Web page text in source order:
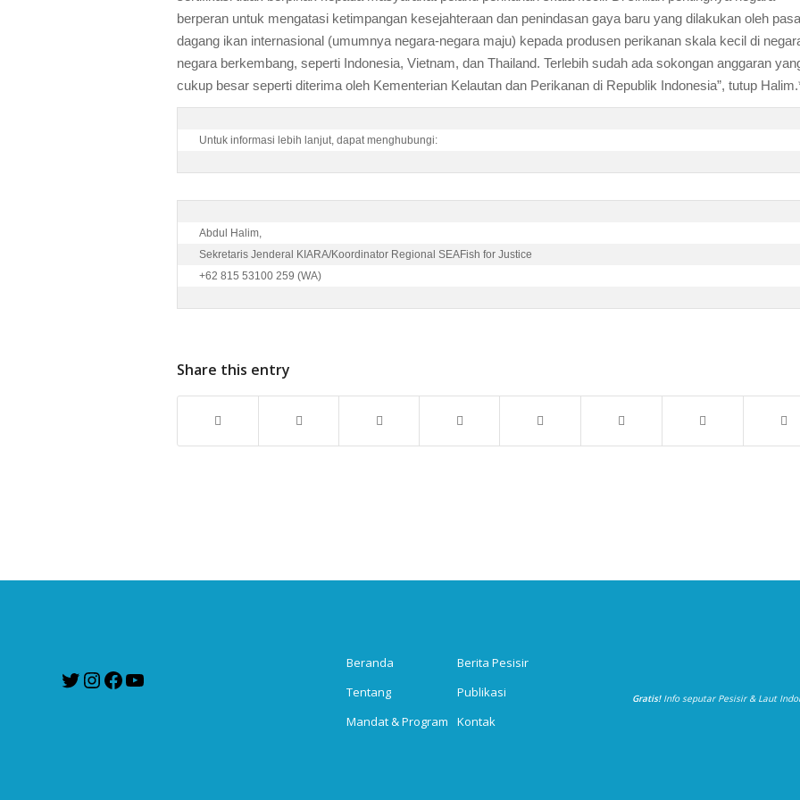
berperan untuk mengatasi ketimpangan kesejahteraan dan penindasan gaya baru yang dilakukan oleh
dagang ikan internasional (umumnya negara-negara maju) kepada produsen perikanan skala kecil di
negara berkembang, seperti Indonesia, Vietnam, dan Thailand. Terlebih sudah ada sokongan anggaran
cukup besar seperti diterima oleh Kementerian Kelautan dan Perikanan di Republik Indonesia”, tutup
Untuk informasi lebih lanjut, dapat menghubungi:
Abdul Halim,
Sekretaris Jenderal KIARA/Koordinator Regional SEAFish for Justice
+62 815 53100 259 (WA)
Share this entry
TwitterInstagram
Facebook
Beranda
Tentang
Mandat & Program
Berita Pesisir
Publikasi
Kontak
Gratis! Info seputar Pesisir & Laut